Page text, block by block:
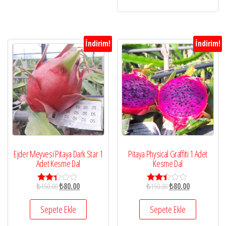
İndirim!
Ejder Meyvesi Pitaya Dark Star 1
Adet Kesme Dal
5
2.28
oy
₺150.00₺80.00
Sepete Ekle
İndirim!
Pitaya Physical Graffiti 1 Adet
Kesme Dal
5
2.35
oy
₺150.00₺80.00
Sepete Ekle